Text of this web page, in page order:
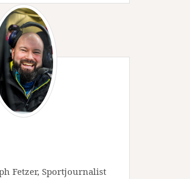
Fetzer, Sportjournalist